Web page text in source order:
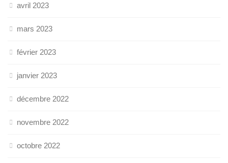
avril 2023
mars 2023
février 2023
janvier 2023
décembre 2022
novembre 2022
octobre 2022